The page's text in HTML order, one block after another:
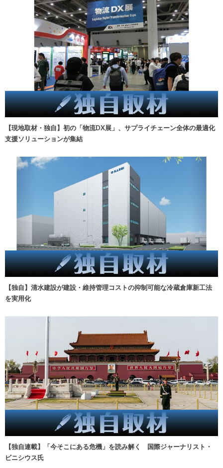
【現地取材・独自】初の「物流DX展」、サプライチェーン全体の最適化
支援ソリューションが集結
【独自】清水建設が建設・維持管理コストの抑制可能な冷蔵倉庫新工法
を実用化
【独自連載】「今そこにある危機」を読み解く 国際ジャーナリスト・
ビニシウス氏